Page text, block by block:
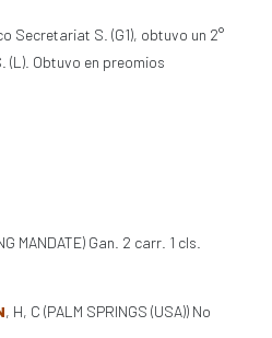
Secretariat S. (G1), obtuvo un 2°
(L). Obtuvo en preomios
MANDATE) Gan. 2 carr. 1 cls.
, H, C (PALM SPRINGS (USA)) No